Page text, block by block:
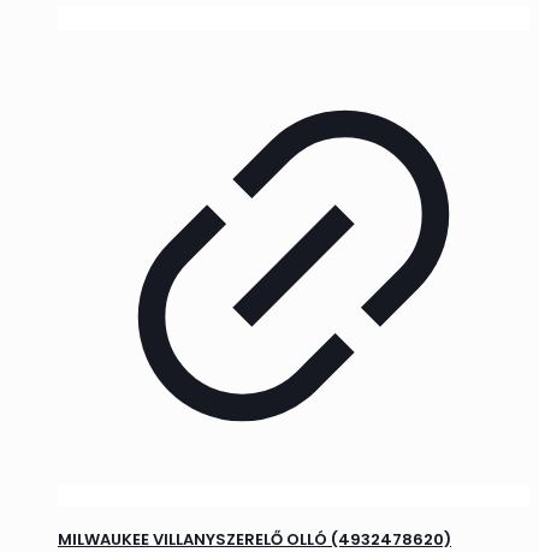
MILWAUKEE VILLANYSZERELŐ OLLÓ (4932478620)